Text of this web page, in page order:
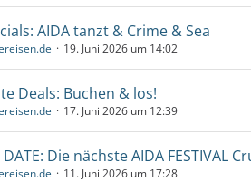
AIDA tanzt & Crime & Sea
19. Juni 2026 um 14:02
Deals: Buchen & los!
17. Juni 2026 um 12:39
DATE: Die nächste AIDA FESTIVAL
11. Juni 2026 um 17:28